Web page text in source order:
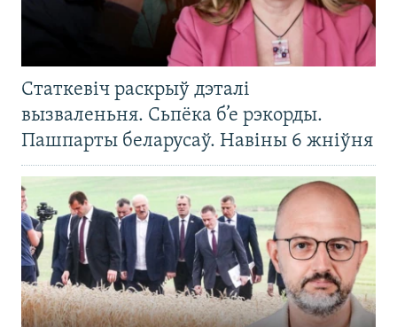
Статкевіч раскрыў дэталі
вызваленьня. Сьпёка б’е рэкорды.
Пашпарты беларусаў. Навіны 6 жніўня